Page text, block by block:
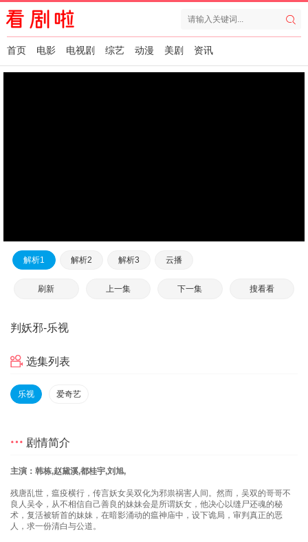
首页 电影 电视剧 综艺 动漫 美剧 资讯
解析1 解析2 解析3 云播
刷新 上一集 下一集 搜看看
判妖邪-乐视
选集列表
乐视 爱奇艺
剧情简介
主演：韩栋,赵黛溪,都桂宇,刘旭,
残唐乱世，瘟疫横行，传言妖女吴双化为邪祟祸害人间。然而，吴双的哥哥不
良人吴令，从不相信自己善良的妹妹会是所谓妖女，他决心以缝尸还魂的秘
术，复活被斩首的妹妹，在暗影涌动的瘟神庙中，设下诡局，审判真正的恶
人，求一份清白与公道。